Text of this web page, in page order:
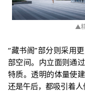
▲
“藏书阁”部分则采用
部空间。内立面则通
特质。透明的体量使
还是午后，都吸引着人